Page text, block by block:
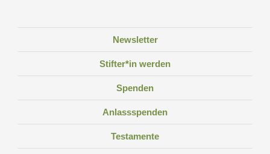
Newsletter
Stifter*in werden
Spenden
Anlassspenden
Testamente